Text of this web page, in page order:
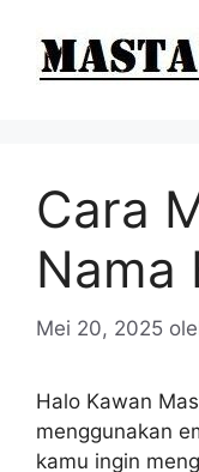
Cara
Nama
Mei 20, 2025
Halo Kawan
menggunakan
kamu ingin